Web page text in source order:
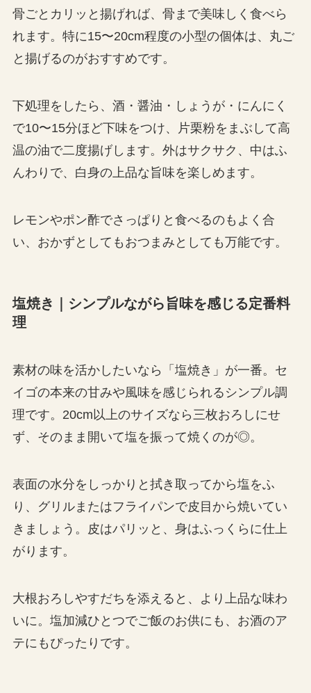
骨ごとカリッと揚げれば、骨まで美味しく食べら
れます。特に15〜20cm程度の小型の個体は、丸ご
と揚げるのがおすすめです。
下処理をしたら、酒・醤油・しょうが・にんにく
で10〜15分ほど下味をつけ、片栗粉をまぶして高
温の油で二度揚げします。外はサクサク、中はふ
んわりで、白身の上品な旨味を楽しめます。
レモンやポン酢でさっぱりと食べるのもよく合
い、おかずとしてもおつまみとしても万能です。
塩焼き｜シンプルながら旨味を感じる定番料
理
素材の味を活かしたいなら「塩焼き」が一番。セ
イゴの本来の甘みや風味を感じられるシンプル調
理です。20cm以上のサイズなら三枚おろしにせ
ず、そのまま開いて塩を振って焼くのが◎。
表面の水分をしっかりと拭き取ってから塩をふ
り、グリルまたはフライパンで皮目から焼いてい
きましょう。皮はパリッと、身はふっくらに仕上
がります。
大根おろしやすだちを添えると、より上品な味わ
いに。塩加減ひとつでご飯のお供にも、お酒のア
テにもぴったりです。